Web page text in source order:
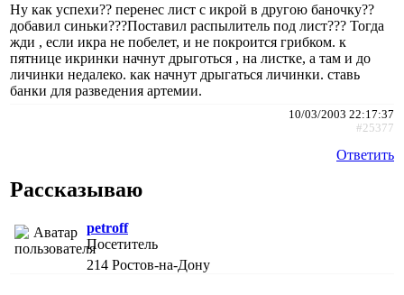
Ну как успехи?? перенес лист с икрой в другою баночку??
добавил синьки???Поставил распылитель под лист??? Тогда
жди , если икра не побелет, и не покроится грибком. к
пятнице икринки начнут дрыготься , на листке, а там и до
личинки недалеко. как начнут дрыгаться личинки. ставь
банки для разведения артемии.
10/03/2003 22:17:37
#25377
Ответить
Рассказываю
petroff
Посетитель
214 Ростов-на-Дону